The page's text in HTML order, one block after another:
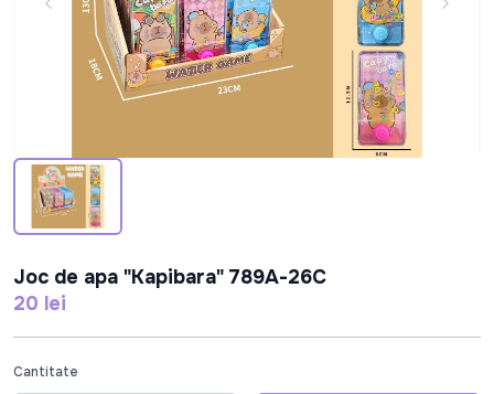
Joc de apa "Kapibara" 789A-26C
20 lei
Cantitate